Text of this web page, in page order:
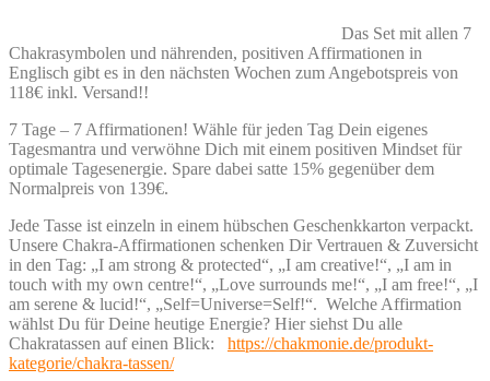
Das Set mit allen 7
Chakrasymbolen und nährenden, positiven Affirmationen in
Englisch gibt es in den nächsten Wochen zum Angebotspreis von
118€ inkl. Versand!!
7 Tage – 7 Affirmationen! Wähle für jeden Tag Dein eigenes
Tagesmantra und verwöhne Dich mit einem positiven Mindset für
optimale Tagesenergie. Spare dabei satte 15% gegenüber dem
Normalpreis von 139€.
Jede Tasse ist einzeln in einem hübschen Geschenkkarton verpackt.
Unsere Chakra-Affirmationen schenken Dir Vertrauen & Zuversicht
in den Tag: „I am strong & protected“, „I am creative!“, „I am in
touch with my own centre!“, „Love surrounds me!“, „I am free!“, „I
am serene & lucid!“, „Self=Universe=Self!“. Welche Affirmation
wählst Du für Deine heutige Energie? Hier siehst Du alle
Chakratassen auf einen Blick: https://chakmonie.de/produkt-
kategorie/chakra-tassen/